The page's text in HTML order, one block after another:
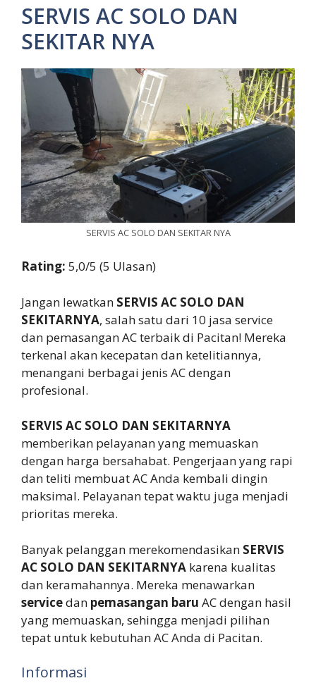
SERVIS AC SOLO DAN
SEKITAR NYA
SERVIS AC SOLO DAN SEKITAR NYA
Rating: 5,0/5 (5 Ulasan)
Jangan lewatkan SERVIS AC SOLO DAN
SEKITARNYA, salah satu dari 10 jasa service
dan pemasangan AC terbaik di Pacitan! Mereka
terkenal akan kecepatan dan ketelitiannya,
menangani berbagai jenis AC dengan
profesional.
SERVIS AC SOLO DAN SEKITARNYA
memberikan pelayanan yang memuaskan
dengan harga bersahabat. Pengerjaan yang rapi
dan teliti membuat AC Anda kembali dingin
maksimal. Pelayanan tepat waktu juga menjadi
prioritas mereka.
Banyak pelanggan merekomendasikan SERVIS
AC SOLO DAN SEKITARNYA karena kualitas
dan keramahannya. Mereka menawarkan
servicedan pemasangan baru AC dengan hasil
yang memuaskan, sehingga menjadi pilihan
tepat untuk kebutuhan AC Anda di Pacitan.
Informasi